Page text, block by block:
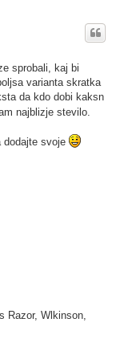
sprobali, kaj bi
varianta skratka
da kdo dobi kaksn
najblizje stevilo.
dodajte svoje
Razor, Wlkinson,